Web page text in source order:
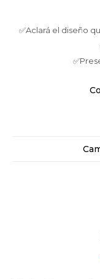
✅Aclará el diseño